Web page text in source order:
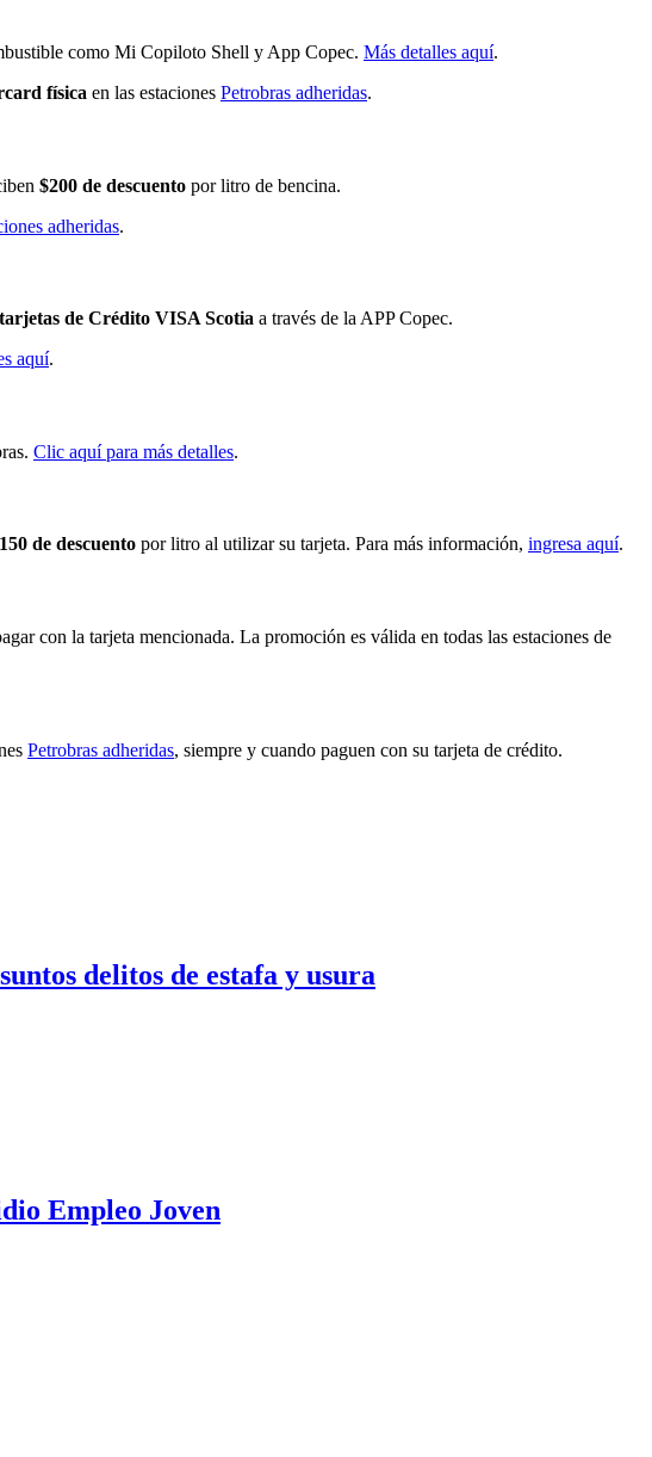
como Mi Copiloto Shell y App Copec. Más detalles aquí.
física en las estaciones Petrobras adheridas.
$200 de descuento por litro de bencina.
adheridas.
tarjetas de Crédito VISA Scotia a través de la APP Copec.
aquí.
Clic aquí para más detalles.
de descuento por litro al utilizar su tarjeta. Para más información, ingresa aquí.
con la tarjeta mencionada. La promoción es válida en todas las estaciones de
Petrobras adheridas, siempre y cuando paguen con su tarjeta de crédito.
delitos de estafa y usura
Empleo Joven